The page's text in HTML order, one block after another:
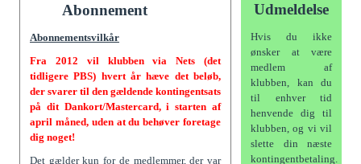
Abonnement
Abonnementsvilkår
Fra 2012 vil klubben via Nets (det
tidligere PBS) hvert år hæve det beløb,
der svarer til den gældende kontingentsats
på dit Dankort/Mastercard, i starten af
april måned, uden at du behøver foretage
dig noget!
Det gælder kun for de medlemmer, der var
Udmeldelse
Hvis du ikke
ønsker at være
medlem af
klubben, kan du
til enhver tid
henvende dig til
klubben, og vi vil
slette din næste
kontingentbetaling.